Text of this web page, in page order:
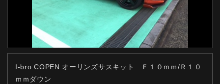
I-bro COPEN オーリンズサスキット Ｆ１０ｍｍ/Ｒ１０
ｍｍダウン